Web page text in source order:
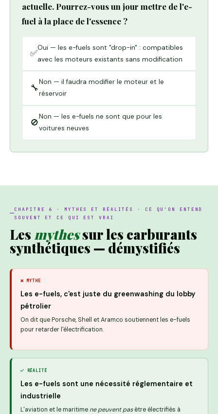
actuelle. Pourrez-vous un jour mettre de l'e-
fuel à la place de l'essence ?
✅
Oui — les e-fuels sont "drop-in" : compatibles
avec les moteurs existants sans modification
🔧
Non — il faudra modifier le moteur et le
réservoir
🚫
Non — les e-fuels ne sont que pour les
voitures neuves
CHAPITRE 6 · MYTHES ET RÉALITÉS · CE QU'ON ENTEND
SOUVENT ET CE QUI EST VRAI
Les mythessur les carburants
synthétiques — démystifiés
❌ MYTHE
Les e-fuels, c'est juste du greenwashing du lobby
pétrolier
On dit que Porsche, Shell et Aramco soutiennent les e-fuels
pour retarder l'électrification.
✅ RÉALITÉ
Les e-fuels sont une nécessité réglementaire et
industrielle
L'aviation et le maritime ne peuvent pasêtre électrifiés à